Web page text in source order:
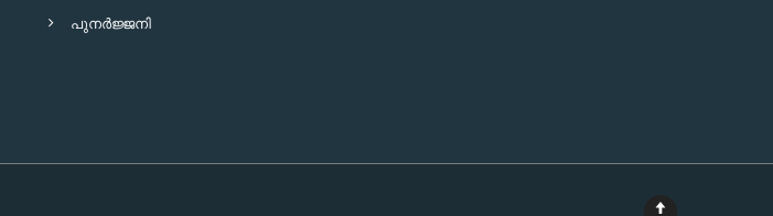
പുനര്‍ജ്ജനി